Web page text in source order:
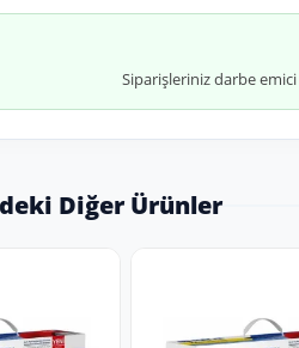
Siparişleriniz darbe
Diğer Ürünler